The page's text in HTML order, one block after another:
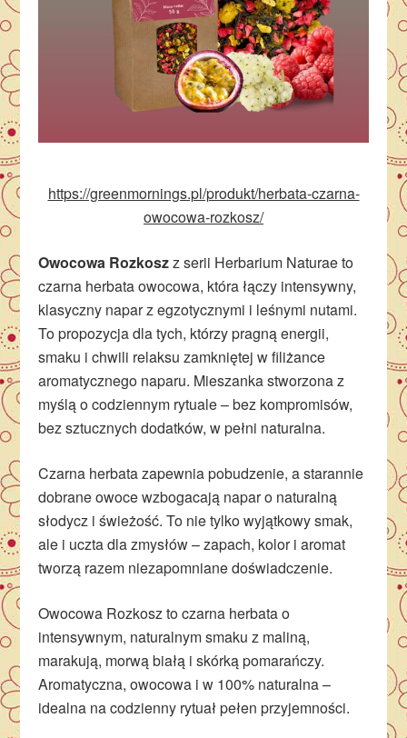
https://greenmornings.pl/produkt/herbata-czarna-
owocowa-rozkosz/
Owocowa Rozkoszz serii Herbarium Naturae to
czarna herbata owocowa, która łączy intensywny,
klasyczny napar z egzotycznymi i leśnymi nutami.
To propozycja dla tych, którzy pragną energii,
smaku i chwili relaksu zamkniętej w filiżance
aromatycznego naparu. Mieszanka stworzona z
myślą o codziennym rytuale – bez kompromisów,
bez sztucznych dodatków, w pełni naturalna.
Czarna herbata zapewnia pobudzenie, a starannie
dobrane owoce wzbogacają napar o naturalną
słodycz i świeżość. To nie tylko wyjątkowy smak,
ale i uczta dla zmysłów – zapach, kolor i aromat
tworzą razem niezapomniane doświadczenie.
Owocowa Rozkosz to czarna herbata o
intensywnym, naturalnym smaku z maliną,
marakują, morwą białą i skórką pomarańczy.
Aromatyczna, owocowa i w 100% naturalna –
idealna na codzienny rytuał pełen przyjemności.